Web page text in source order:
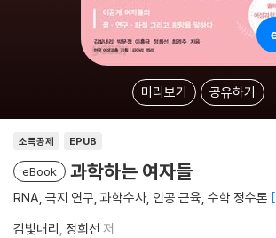
미리보기 공유하기
소득공제 EPUB
eBook 과학하는 여자들
RNA, 극지 연구, 과학수사, 인공 근육, 수학 정수론
김빛내리 정희선 저